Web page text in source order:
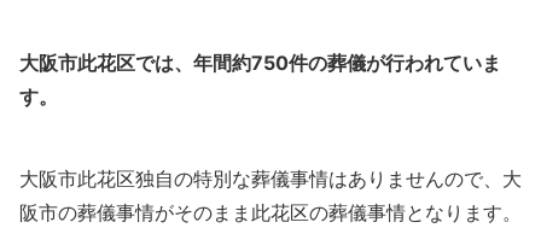
大阪市此花区では、年間約750件の葬儀が行われていま
す。
大阪市此花区独自の特別な葬儀事情はありませんので、大
阪市の葬儀事情がそのまま此花区の葬儀事情となります。